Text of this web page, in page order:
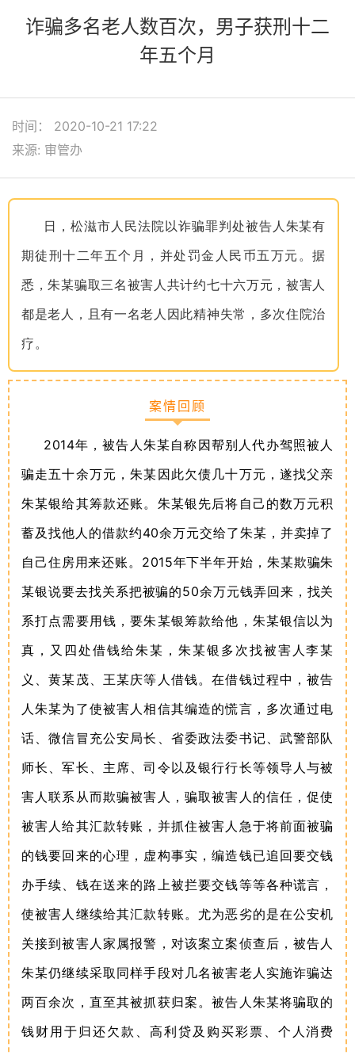
诈骗多名老人数百次，男子获刑十二
年五个月
时间： 2020-10-21 17:22
来源: 审管办
日，松滋市人民法院以诈骗罪判处被告人朱某有
期徒刑十二年五个月，并处罚金人民币五万元。据
悉，朱某骗取三名被害人共计约七十六万元，被害人
都是老人，且有一名老人因此精神失常，多次住院治
疗。
案情回顾
2014年，被告人朱某自称因帮别人代办驾照被人
骗走五十余万元，朱某因此欠债几十万元，遂找父亲
朱某银给其筹款还账。朱某银先后将自己的数万元积
蓄及找他人的借款约40余万元交给了朱某，并卖掉了
自己住房用来还账。 2015年下半年开始，朱某欺骗朱
某银说要去找关系把被骗的50余万元钱弄回来，找关
系打点需要用钱，要朱某银筹款给他，朱某银信以为
真，又四处借钱给朱某，朱某银多次找被害人李某
义、黄某茂、王某庆等人借钱。在借钱过程中，被告
人朱某为了使被害人相信其编造的慌言，多次通过电
话、微信冒充公安局长、省委政法委书记、武警部队
师长、军长、主席、司令以及银行行长等领导人与被
害人联系从而欺骗被害人，骗取被害人的信任，促使
被害人给其汇款转账，并抓住被害人急于将前面被骗
的钱要回来的心理，虚构事实，编造钱已追回要交钱
办手续、钱在送来的路上被拦要交钱等等各种谎言，
使被害人继续给其汇款转账。尤为恶劣的是在公安机
关接到被害人家属报警，对该案立案侦查后，被告人
朱某仍继续采取同样手段对几名被害老人实施诈骗达
两百余次，直至其被抓获归案。被告人朱某将骗取的
钱财用于归还欠款、高利贷及购买彩票、个人消费